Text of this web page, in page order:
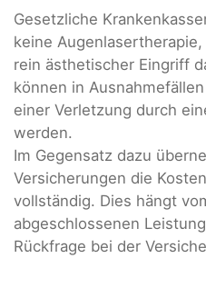
Gesetzliche
keine
rein ästhetischer Eingriff
können in
einer Verletzung durch
werden.
Im Gegensatz dazu
Versicherungen die
vollständig. Dies hängt
abgeschlossenen
Rückfrage bei der